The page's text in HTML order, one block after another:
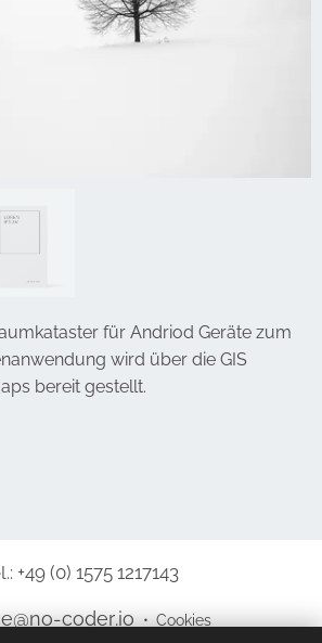
für Andriod Geräte zum
wird über die GIS
bereit gestellt.
+49 (0) 1575 1217143
coder.io Cookies